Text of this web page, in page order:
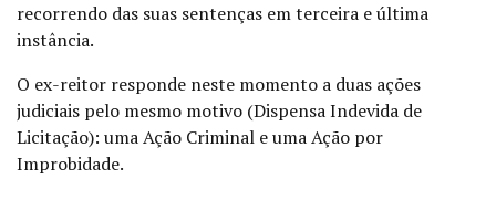
recorrendo das suas sentenças em terceira e última
instância.
O ex-reitor responde neste momento a duas ações
judiciais pelo mesmo motivo (Dispensa Indevida de
Licitação): uma Ação Criminal e uma Ação por
Improbidade.